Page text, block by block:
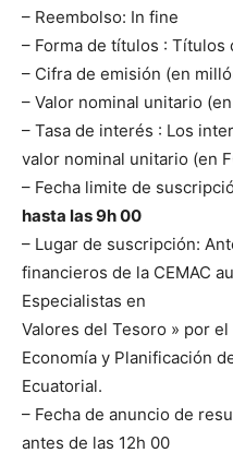
– Reembolso: In fine
– Forma de títulos : Títulos
– Cifra de emisión (en
– Valor nominal unitario
– Tasa de interés : Los
valor nominal unitario (en
– Fecha limite de
hasta las 9h 00
– Lugar de suscripción:
financieros de la CEMAC
Especialistas en
Valores del Tesoro » por
Economía y Planificación
Ecuatorial.
– Fecha de anuncio de
antes de las 12h 00